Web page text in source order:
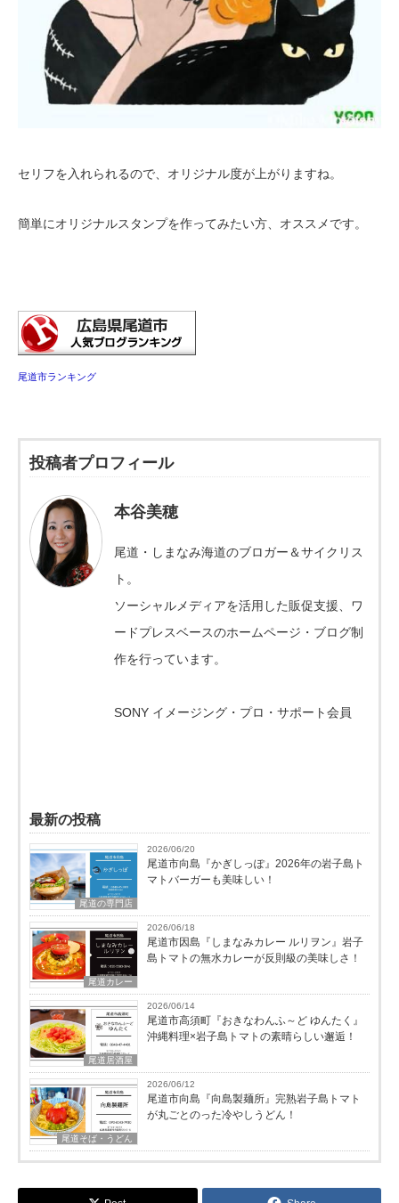
セリフを入れられるので、オリジナル度が上がりますね。
簡単にオリジナルスタンプを作ってみたい方、オススメです。
尾道市ランキング
投稿者プロフィール
本谷美穂
尾道・しまなみ海道のブロガー＆サイクリス
ト。
ソーシャルメディアを活用した販促支援、ワ
ードプレスベースのホームページ・ブログ制
作を行っています。
SONY イメージング・プロ・サポート会員
最新の投稿
尾道の専門店
2026/06/20
尾道市向島『かぎしっぽ』2026年の岩子島ト
マトバーガーも美味しい！
尾道カレー
2026/06/18
尾道市因島『しまなみカレー ルリヲン』岩子
島トマトの無水カレーが反則級の美味しさ！
尾道居酒屋
2026/06/14
尾道市高須町『おきなわんふ～ど ゆんたく』
沖縄料理×岩子島トマトの素晴らしい邂逅！
尾道そば・うどん
2026/06/12
尾道市向島『向島製麺所』完熟岩子島トマト
が丸ごとのった冷やしうどん！